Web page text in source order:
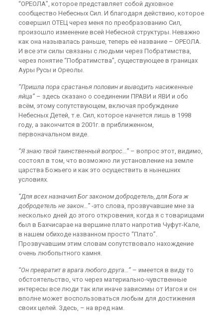
“ОРЕОЛА”, которое представляет собой духовное
сообщество Небесных Сил. И благодаря действию, которое
совершил ОТЕЦ через меня по преобразованию Сил,
произошло изменение всей Небесной структуры. Неважно
как она называлась раньше, теперь её название – ОРЕОЛА.
И все эти силы связаны с людьми через Побратимства,
через понятие “Побратимства”, существующее в границах
Ауры Русы и Ореолы.
“Пришла пора срастанья половин и выводить насиженные
яйца”– здесь сказано о соединении ПРАВИ и ЯВИ и обо
всём, этому сопутствующем, включая пробуждение
Небесных Детей, т.е. Сил, которое начнется лишь в 1998
году, а закончится в 2001г. в приближенном,
первоначальном виде.
“Я знаю твой таинственный вопрос…”– вопрос этот, видимо,
состоял в том, что возможно ли установление на земле
царства Божьего и как это осуществить в нынешних
условиях.
“Для всех назначил Бог законом добродетель, для Бога ж
добродетель не закон…”-это слова, прозвучавшие мне за
несколько дней до этого откровения, когда я с товарищами
был в Бахчисарае на вершине плато напротив Чуфут-Кале,
в нашем обиходе названном просто “Плато”.
Прозвучавшим этим словам сопутствовало нахождение
очень любопытного камня.
“Он превратит в врага любого друга…”– имеется в виду то
обстоятельство, что через материально-чувственные
интересы все люди так или иначе зависимы от Изгоя и он
вполне может воспользоваться любым для достижения
своих целей. Здесь, – на вред нам.